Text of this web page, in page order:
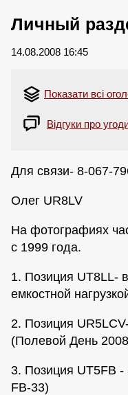
Личный
14.08.2008 16:45
Показати всі
Відгуки про
Для связи- 8-067-
Олег UR8LV
На фотографиях
с 1999 года.
1. Позиция UT8LL-
емкостной
2. Позиция
(Полевой День
3. Позиция UT5FB -
FB-33)